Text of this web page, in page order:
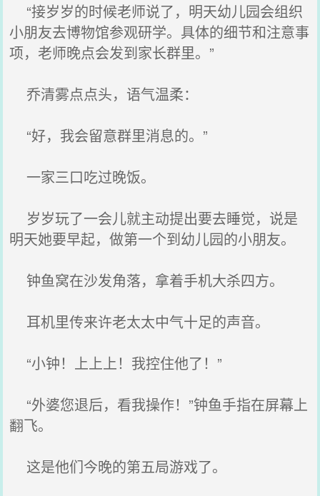
“接岁岁的时候老师说了，明天幼儿园会组织
小朋友去博物馆参观研学。具体的细节和注意事
项，老师晚点会发到家长群里。”
乔清雾点点头，语气温柔：
“好，我会留意群里消息的。”
一家三口吃过晚饭。
岁岁玩了一会儿就主动提出要去睡觉，说是
明天她要早起，做第一个到幼儿园的小朋友。
钟鱼窝在沙发角落，拿着手机大杀四方。
耳机里传来许老太太中气十足的声音。
“小钟！上上上！我控住他了！”
“外婆您退后，看我操作！”钟鱼手指在屏幕上
翻飞。
这是他们今晚的第五局游戏了。